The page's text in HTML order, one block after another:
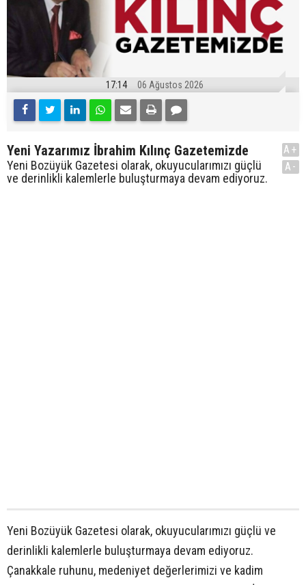
17:14 06 Ağustos 2026
Yeni Yazarımız İbrahim Kılınç Gazetemizde
Yeni Bozüyük Gazetesi olarak, okuyucularımızı güçlü
ve derinlikli kalemlerle buluşturmaya devam ediyoruz.
A+
A-
Yeni Bozüyük Gazetesi olarak, okuyucularımızı güçlü ve
derinlikli kalemlerle buluşturmaya devam ediyoruz.
Çanakkale ruhunu, medeniyet değerlerimizi ve kadim